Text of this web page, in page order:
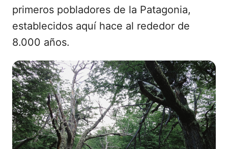
primeros pobladores de la Patagonia,
establecidos aquí hace al rededor de
8.000 años.